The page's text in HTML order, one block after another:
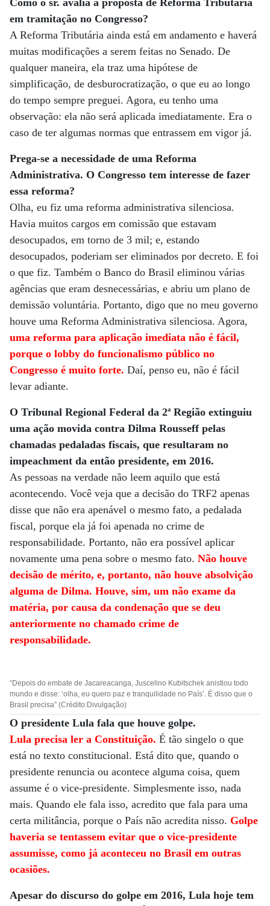
Como o sr. avalia a proposta de Reforma Tributária
em tramitação no Congresso?
A Reforma Tributária ainda está em andamento e haverá
muitas modificações a serem feitas no Senado. De
qualquer maneira, ela traz uma hipótese de
simplificação, de desburocratização, o que eu ao longo
do tempo sempre preguei. Agora, eu tenho uma
observação: ela não será aplicada imediatamente. Era o
caso de ter algumas normas que entrassem em vigor já.
Prega-se a necessidade de uma Reforma
Administrativa. O Congresso tem interesse de fazer
essa reforma?
Olha, eu fiz uma reforma administrativa silenciosa.
Havia muitos cargos em comissão que estavam
desocupados, em torno de 3 mil; e, estando
desocupados, poderiam ser eliminados por decreto. E foi
o que fiz. Também o Banco do Brasil eliminou várias
agências que eram desnecessárias, e abriu um plano de
demissão voluntária. Portanto, digo que no meu governo
houve uma Reforma Administrativa silenciosa. Agora,
uma reforma para aplicação imediata não é fácil,
porque o lobby do funcionalismo público no
Congresso é muito forte. Daí, penso eu, não é fácil
levar adiante.
O Tribunal Regional Federal da 2ª Região extinguiu
uma ação movida contra Dilma Rousseff pelas
chamadas pedaladas fiscais, que resultaram no
impeachment da então presidente, em 2016.
As pessoas na verdade não leem aquilo que está
acontecendo. Você veja que a decisão do TRF2 apenas
disse que não era apenável o mesmo fato, a pedalada
fiscal, porque ela já foi apenada no crime de
responsabilidade. Portanto, não era possível aplicar
novamente uma pena sobre o mesmo fato. Não houve
decisão de mérito, e, portanto, não houve absolvição
alguma de Dilma. Houve, sim, um não exame da
matéria, por causa da condenação que se deu
anteriormente no chamado crime de
responsabilidade.
“Depois do embate de Jacareacanga, Juscelino Kubitschek anistiou todo
mundo e disse: ‘olha, eu quero paz e tranquilidade no País’. É disso que o
Brasil precisa” (Crédito:Divulgação)
O presidente Lula fala que houve golpe.
Lula precisa ler a Constituição. É tão singelo o que
está no texto constitucional. Está dito que, quando o
presidente renuncia ou acontece alguma coisa, quem
assume é o vice-presidente. Simplesmente isso, nada
mais. Quando ele fala isso, acredito que fala para uma
certa militância, porque o País não acredita nisso. Golpe
haveria se tentassem evitar que o vice-presidente
assumisse, como já aconteceu no Brasil em outras
ocasiões.
Apesar do discurso do golpe em 2016, Lula hoje tem